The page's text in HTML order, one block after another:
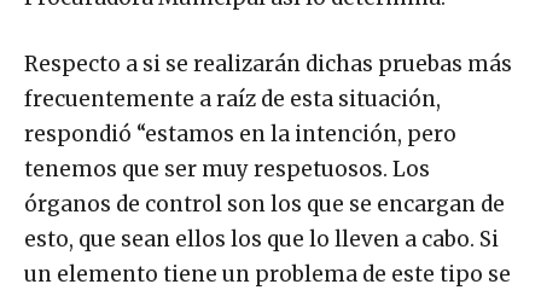
Respecto a si se realizarán dichas pruebas más
frecuentemente a raíz de esta situación,
respondió “estamos en la intención, pero
tenemos que ser muy respetuosos. Los
órganos de control son los que se encargan de
esto, que sean ellos los que lo lleven a cabo. Si
un elemento tiene un problema de este tipo se